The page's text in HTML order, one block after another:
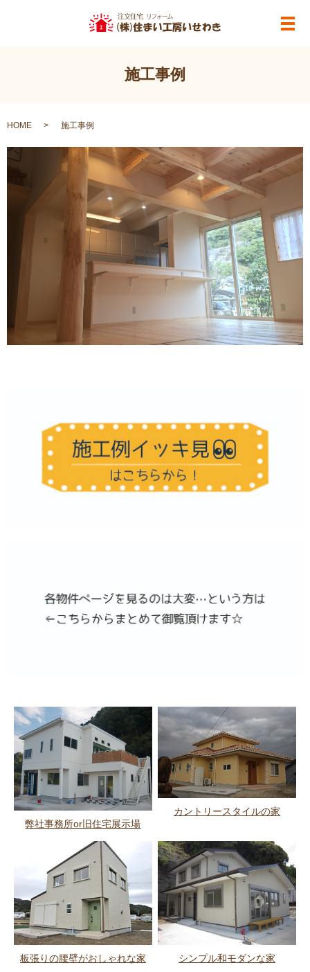
メ
施工事例
HOME 施工事例
弊社事務所or旧住宅展示場
カントリースタイルの家
板張りの腰壁がおしゃれな家 シンプル和モダンな家